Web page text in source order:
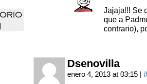
Jajaja!!! Se
que a
contrario),
Dsenovilla
enero 4, 2013 at 03:15 | #